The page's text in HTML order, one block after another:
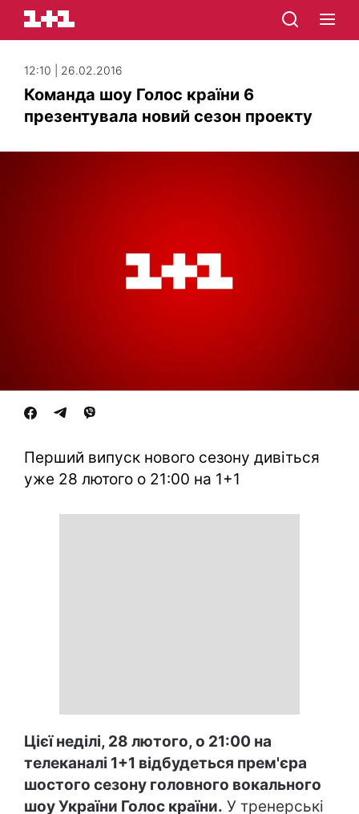
12:10 | 26.02.2016
Команда шоу Голос країни 6
презентувала новий сезон проекту
Перший випуск нового сезону дивіться
уже 28 лютого о 21:00 на 1+1
Цієї неділі, 28 лютого, о 21:00 на
телеканалі 1+1 відбудеться прем'єра
шостого сезону головного вокального
шоу України Голос країни. У тренерські